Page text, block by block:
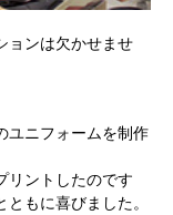
ョンは欠かせませ
ユニフォームを制作
リントしたのです
もに喜びました。